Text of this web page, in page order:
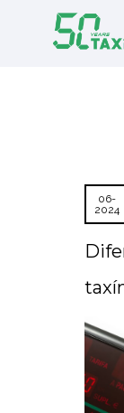
06-
2024